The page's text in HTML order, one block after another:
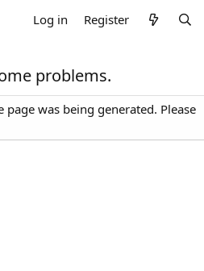
Log in Register
problems.
was being generated. Please